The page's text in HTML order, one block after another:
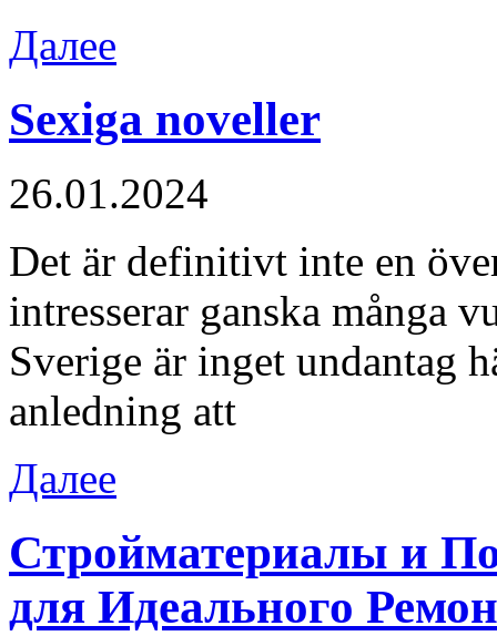
Далее
Sexiga noveller
26.01.2024
Det är definitivt inte en
intresserar ganska många
Sverige är inget undantag
anledning att
Далее
Стройматериалы и
для Идеального